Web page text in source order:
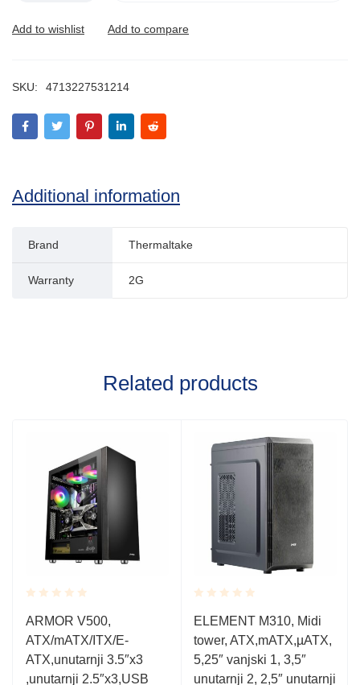
SKU: 4713227531214
Additional information
Brand Thermaltake
Warranty 2G
Related products
Rated
0.001
out
of
5
ARMOR V500,
ATX/mATX/ITX/E-
ATX,unutarnji 3.5″x3
,unutarnji 2.5″x3,USB
Rated
0.001
out
of
5
ELEMENT M310, Midi
tower, ATX,mATX,µATX,
5,25″ vanjski 1, 3,5″
unutarnji 2, 2,5″ unutarnji